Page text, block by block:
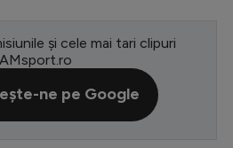
și cele mai tari clipuri
ne pe Google